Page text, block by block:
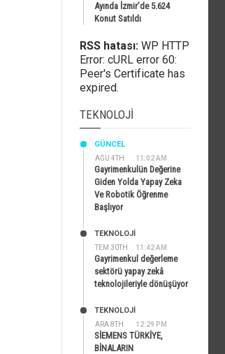
Ayında İzmir’de 5.624
Konut Satıldı
RSS hatası: WP HTTP
Error: cURL error 60:
Peer's Certificate has
expired.
TEKNOLOJI
AĞU 4TH 11:02 AM
GÜNCEL
Gayrimenkulün Değerine
Giden Yolda Yapay Zeka
Ve Robotik Öğrenme
Başlıyor
TEM 30TH 11:42 AM
TEKNOLOJİ
Gayrimenkul değerleme
sektörü yapay zekâ
teknolojileriyle dönüşüyor
ARA 8TH 12:29 PM
TEKNOLOJİ
SİEMENS TÜRKİYE,
BİNALARIN